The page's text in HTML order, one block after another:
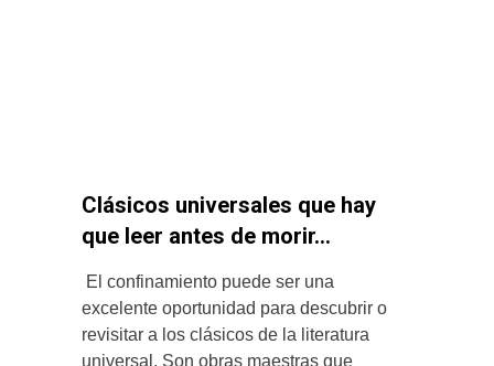
Clásicos universales que hay
que leer antes de morir…
El confinamiento puede ser una
excelente oportunidad para descubrir o
revisitar a los clásicos de la literatura
universal. Son obras maestras que